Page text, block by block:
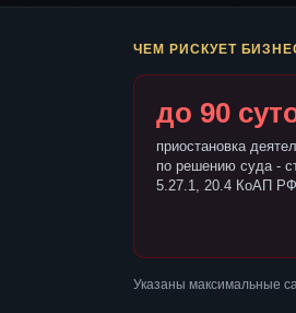
ЧЕМ РИСКУЕТ
до 90
приостановка
по решению суда -
5.27.1, 20.4 КоАП РФ
Указаны максимальные